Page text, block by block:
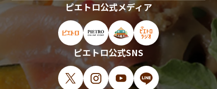
ピエトロ公式メディア
ピエトロ公式サイト（新しいウィンドウで
ピエトロオンラインストア（新しい
ピエトロホームタウン（新
ピエトロラジオ（新
ピエトロ公式SNS
X（新しいウィンドウで開きます）
Instagram（新しいウィンドウで開
YouTube（新しいウィンド
LINE（新しいウィン